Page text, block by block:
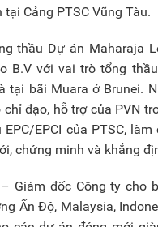
Cảng PTSC Vũng Tàu.
thầu Dự án Maharaja
B.V với vai trò tổng
tại bãi Muara ở Brunei.
đạo, hỗ trợ của PVN
EPCI của PTSC,
chứng minh và khẳng
Giám đốc Công ty cho
Ấn Độ, Malaysia,